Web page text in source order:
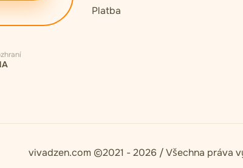
Platba
vivadzen.com ©2021 - 2026 / Všechna práva